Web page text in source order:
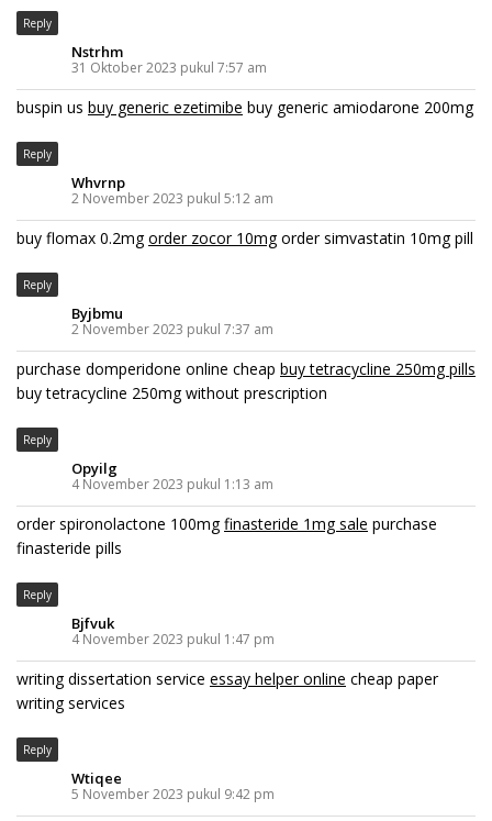
Reply
Nstrhm
31 Oktober 2023 pukul 7:57 am
buspin us buy generic ezetimibe buy generic amiodarone 200mg
Reply
Whvrnp
2 November 2023 pukul 5:12 am
buy flomax 0.2mgorder zocor 10mgorder simvastatin 10mg pill
Reply
Byjbmu
2 November 2023 pukul 7:37 am
purchase domperidone online cheap buy tetracycline 250mg pills
buy tetracycline 250mg without prescription
Reply
Opyilg
4 November 2023 pukul 1:13 am
order spironolactone 100mgfinasteride 1mg sale purchase
finasteride pills
Reply
Bjfvuk
4 November 2023 pukul 1:47 pm
writing dissertation service essay helper online cheap paper
writing services
Reply
Wtiqee
5 November 2023 pukul 9:42 pm